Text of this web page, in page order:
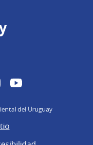
InstagramYouTube
del Uruguay